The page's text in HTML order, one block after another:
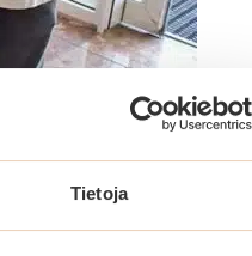
Tietoja